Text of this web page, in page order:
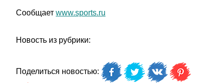
Сообщает www.sports.ru
Новость из рубрики:
Поделиться новостью: